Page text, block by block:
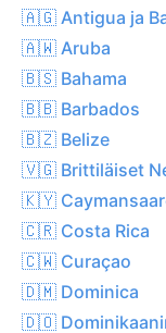
🇦🇬 Antigua ja
🇦🇼 Aruba
🇧🇸 Bahama
🇧🇧 Barbados
🇧🇿 Belize
🇻🇬 Brittiläiset
🇰🇾
🇨🇷 Costa Rica
🇨🇼 Curaçao
🇩🇲 Dominica
🇩🇴